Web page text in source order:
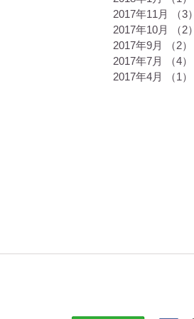
2017年11月
（3）
2017年10月
（2）
2017年9月
（2）
2017年7月
（4）
2017年4月
（1）